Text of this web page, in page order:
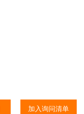
加入询问清单